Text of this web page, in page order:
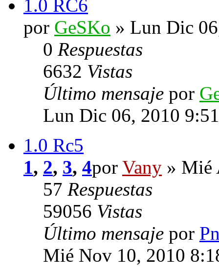
1.0 RC6
por GeSKo » Lun Dic
0 Respuestas
6632 Vistas
Último mensaje por
Lun Dic 06, 2010
1.0 Rc5
1, 2, 3, 4por Vany » Mié
57 Respuestas
59056 Vistas
Último mensaje por
Mié Nov 10, 2010